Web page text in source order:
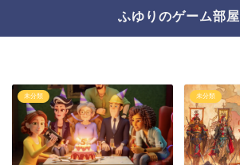
ふゆりのゲーム部屋
未分類 未分類